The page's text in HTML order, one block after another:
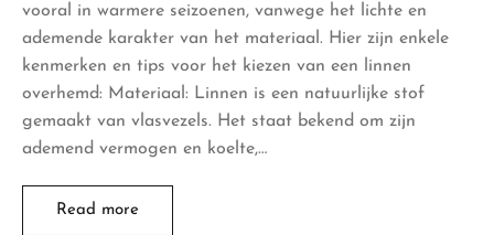
vooral in warmere seizoenen, vanwege het lichte en
ademende karakter van het materiaal. Hier zijn enkele
kenmerken en tips voor het kiezen van een linnen
overhemd: Materiaal: Linnen is een natuurlijke stof
gemaakt van vlasvezels. Het staat bekend om zijn
ademend vermogen en koelte,…
Read more